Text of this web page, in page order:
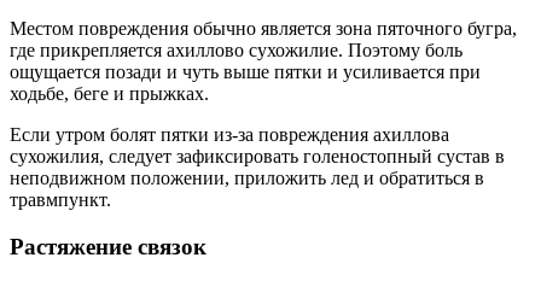
Местом повреждения обычно является зона пяточного бугра,
где прикрепляется ахиллово сухожилие. Поэтому боль
ощущается позади и чуть выше пятки и усиливается при
ходьбе, беге и прыжках.
Если утром болят пятки из-за повреждения ахиллова
сухожилия, следует зафиксировать голеностопный сустав в
неподвижном положении, приложить лед и обратиться в
травмпункт.
Растяжение связок